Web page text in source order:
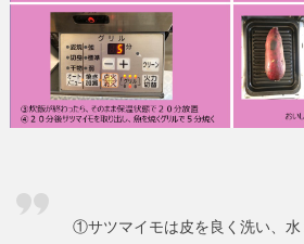
①サツマイモは皮を良く洗い、水